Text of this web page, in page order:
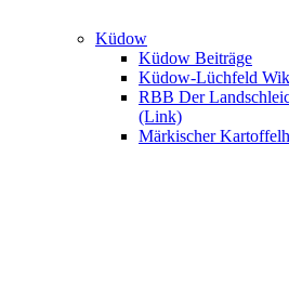
Küdow
Küdow Beiträge
Küdow-Lüchfeld
RBB Der
(Link)
Märkischer